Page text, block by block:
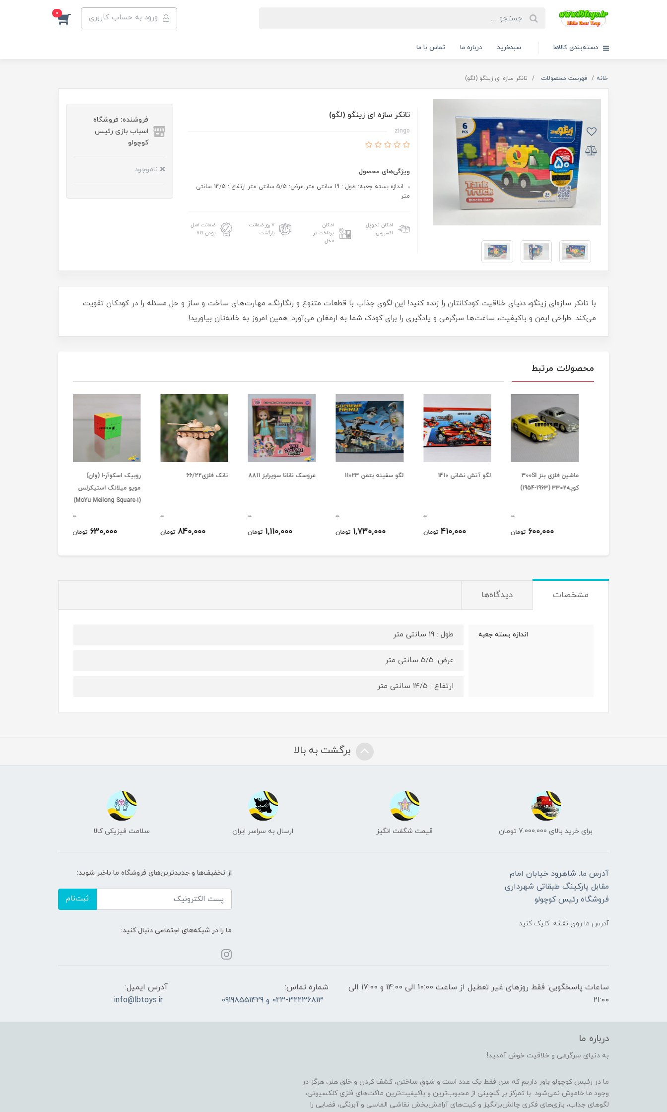
ورود به حساب کاربری 0
دسته‌بندی کالاها سبدخرید درباره ما تماس با ما
خانه فهرست محصولات تانکر سازه ای زینگو (لگو)
تانکر سازه ای زینگو (لگو)
zingo
ویژگی‌های محصول
اندازه بسته جعبه: طول : 19 سانتی متر عرض: 5/5 سانتی متر ارتفاع : 14/5 سانتی
متر
امکان تحویل
اکسپرس
امکان
پرداخت در
محل
۷ روز ضمانت
بازگشت
ضمانت اصل
بودن کالا
فروشنده: فروشگاه
اسباب بازی رئیس
کوچولو
ناموجود
با تانکر سازه‌ای زینگو، دنیای خلاقیت کودکانتان را زنده کنید! این لگوی جذاب با قطعات متنوع و رنگارنگ، مهارت‌های ساخت و ساز و حل مسئله را در کودکان تقویت
می‌کند. طراحی ایمن و باکیفیت، ساعت‌ها سرگرمی و یادگیری را برای کودک شما به ارمغان می‌آورد. همین امروز به خانه‌تان بیاورید!
محصولات مرتبط
ماشین فلزی بنز 300SI
کوپه3302 (1963-1954)
600,000 تومان
لگو آتش نشانی 1410
410,000 تومان
لگو سفینه بتمن 11023
1,730,000 تومان
عروسک نانانا سوپرایز 8811
1,110,000 تومان
تانک فلزی66/22
840,000 تومان
روبیک اسکوآر-1 (وان)
مویو میلانگ استیکرلس
630,000 تومان
مشخصات دیدگاه‌ها
اندازه بسته جعبه طول : 19 سانتی متر
عرض: 5/5 سانتی متر
ارتفاع : 14/5 سانتی متر
برگشت به بالا
برای خرید بالای 7.000.000 تومان قیمت شگفت انگیز ارسال به سراسر ایران سلامت فیزیکی کالا
آدرس ما: شاهرود خیابان امام
مقابل پارکینگ طبقاتی شهرداری
فروشگاه رئیس کوچولو
آدرس ما روی نقشه: کلیک کنید
از تخفیف‌ها و جدیدترین‌های فروشگاه ما باخبر شوید:
ثبت‌نام
ما را در شبکه‌های اجتماعی دنبال کنید:
ساعات پاسخگویی: فقط روزهای غیر تعطیل از ساعت 10:00 الی 14:00 و 17:00 الی
21:00
شماره تماس:
023-32236813 و 09198551429
آدرس ایمیل:
info@lbtoys.ir
درباره ما
به دنیای سرگرمی و خلاقیت خوش آمدید!
ما در رئیس کوچولو باور داریم که سن فقط یک عدد است و شوقِ ساختن، کشف کردن و خلق هنر، هرگز در
وجود ما خاموش نمی‌شود. با تمرکز بر گلچینی از محبوب‌ترین و باکیفیت‌ترین ماکت‌های فلزی کلکسیونی،
لگوهای جذاب، بازی‌های فکری چالش‌برانگیز و کیت‌های آرامش‌بخش نقاشی الماسی و آبرنگی، فضایی را